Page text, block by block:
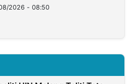
2026 - 08:50